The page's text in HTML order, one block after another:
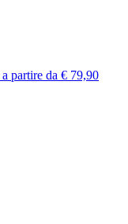
a partire da € 79,90